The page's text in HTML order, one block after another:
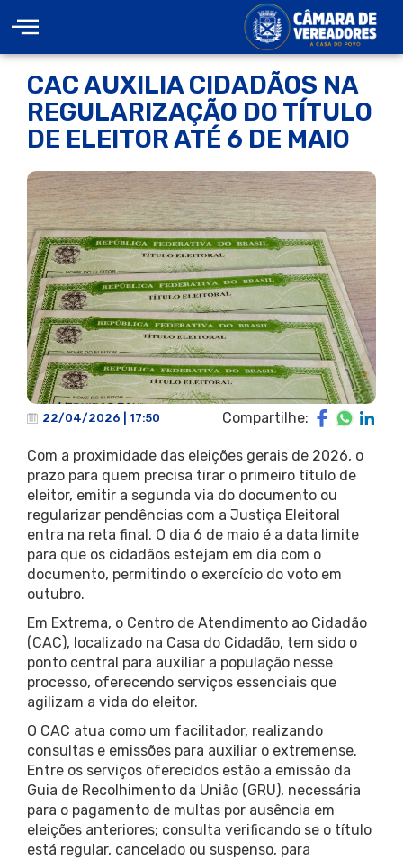
CAC AUXILIA CIDADÃOS NA
REGULARIZAÇÃO DO TÍTULO
DE ELEITOR ATÉ 6 DE MAIO
22/04/2026 | 17:50 Compartilhe:
Com a proximidade das eleições gerais de 2026, o
prazo para quem precisa tirar o primeiro título de
eleitor, emitir a segunda via do documento ou
regularizar pendências com a Justiça Eleitoral
entra na reta final. O dia 6 de maio é a data limite
para que os cidadãos estejam em dia com o
documento, permitindo o exercício do voto em
outubro.
Em Extrema, o Centro de Atendimento ao Cidadão
(CAC), localizado na Casa do Cidadão, tem sido o
ponto central para auxiliar a população nesse
processo, oferecendo serviços essenciais que
agilizam a vida do eleitor.
O CAC atua como um facilitador, realizando
consultas e emissões para auxiliar o extremense.
Entre os serviços oferecidos estão a emissão da
Guia de Recolhimento da União (GRU), necessária
para o pagamento de multas por ausência em
eleições anteriores; consulta verificando se o título
está regular, cancelado ou suspenso, para